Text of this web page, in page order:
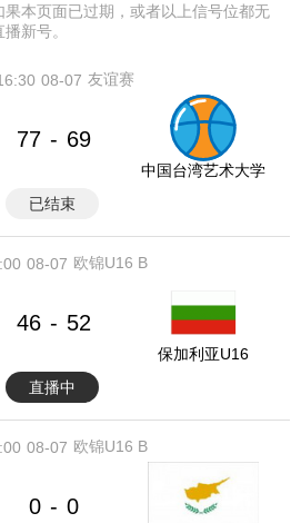
本页面已过期，或者以上信号位都无
新号。
08-07 友谊赛
77 - 69
中国台湾艺术大学
已结束
08-07 欧锦U16 B
46 - 52
保加利亚U16
直播中
08-07 欧锦U16 B
0 - 0